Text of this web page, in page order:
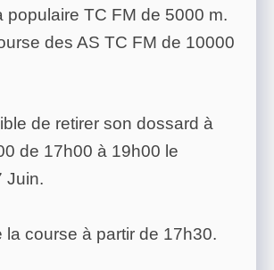
populaire TC FM de 5000 m.
des AS TC FM de 10000
de retirer son dossard à
de 17h00 à 19h00 le
Juin.
la course à partir de 17h30.